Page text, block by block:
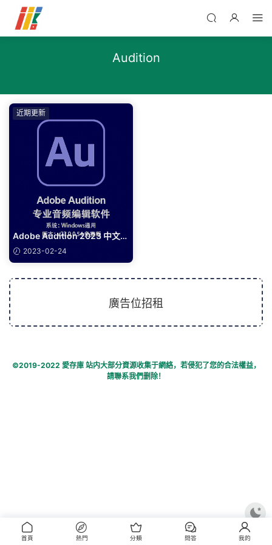
Audition
近期更新
Adobe Audition 2023 中文版
v23.0.0.54 免費版
2023-02-24
廣告位招租
©2019-2022 愛存庫 站内大部分資源收集于網絡，若侵犯了您的合法權益，
請聯系我們删除！
首頁 熱門 分類 問答 我的